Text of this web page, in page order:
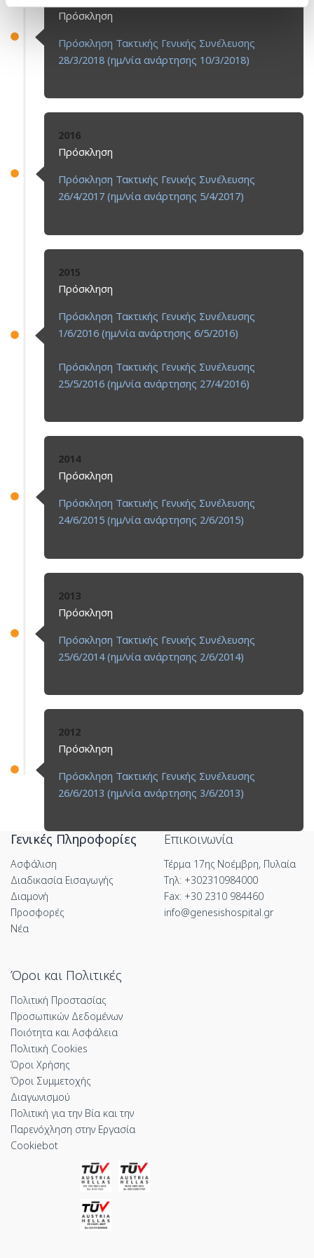
Πρόσκληση
Πρόσκληση Τακτικής Γενικής Συνέλευσης
28/3/2018 (ημ/νία ανάρτησης 10/3/2018)
2016
Πρόσκληση
Πρόσκληση Τακτικής Γενικής Συνέλευσης
26/4/2017 (ημ/νία ανάρτησης 5/4/2017)
2015
Πρόσκληση
Πρόσκληση Τακτικής Γενικής Συνέλευσης
1/6/2016 (ημ/νία ανάρτησης 6/5/2016)
Πρόσκληση Τακτικής Γενικής Συνέλευσης
25/5/2016 (ημ/νία ανάρτησης 27/4/2016)
2014
Πρόσκληση
Πρόσκληση Τακτικής Γενικής Συνέλευσης
24/6/2015 (ημ/νία ανάρτησης 2/6/2015)
2013
Πρόσκληση
Πρόσκληση Τακτικής Γενικής Συνέλευσης
25/6/2014 (ημ/νία ανάρτησης 2/6/2014)
2012
Πρόσκληση
Πρόσκληση Τακτικής Γενικής Συνέλευσης
26/6/2013 (ημ/νία ανάρτησης 3/6/2013)
Γενικές Πληροφορίες
Ασφάλιση
Διαδικασία Εισαγωγής
Διαμονή
Προσφορές
Νέα
Επικοινωνία
Τέρμα 17ης Νοέμβρη, Πυλαία
Τηλ: +302310984000
Fax: +30 2310 984460
info@genesishospital.gr
Όροι και Πολιτικές
Πολιτική Προστασίας
Προσωπικών Δεδομένων
Ποιότητα και Ασφάλεια
Πολιτική Cookies
Όροι Χρήσης
Όροι Συμμετοχής
Διαγωνισμού
Πολιτική για την Βία και την
Παρενόχληση στην Εργασία
Cookiebot